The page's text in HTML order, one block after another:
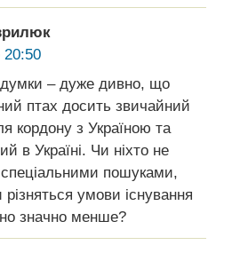
20:50
– дуже дивно, що
птах досить звичайний
кордону з Україною та
в Україні. Чи ніхто не
пошуками,
різняться умови існування
значно менше?